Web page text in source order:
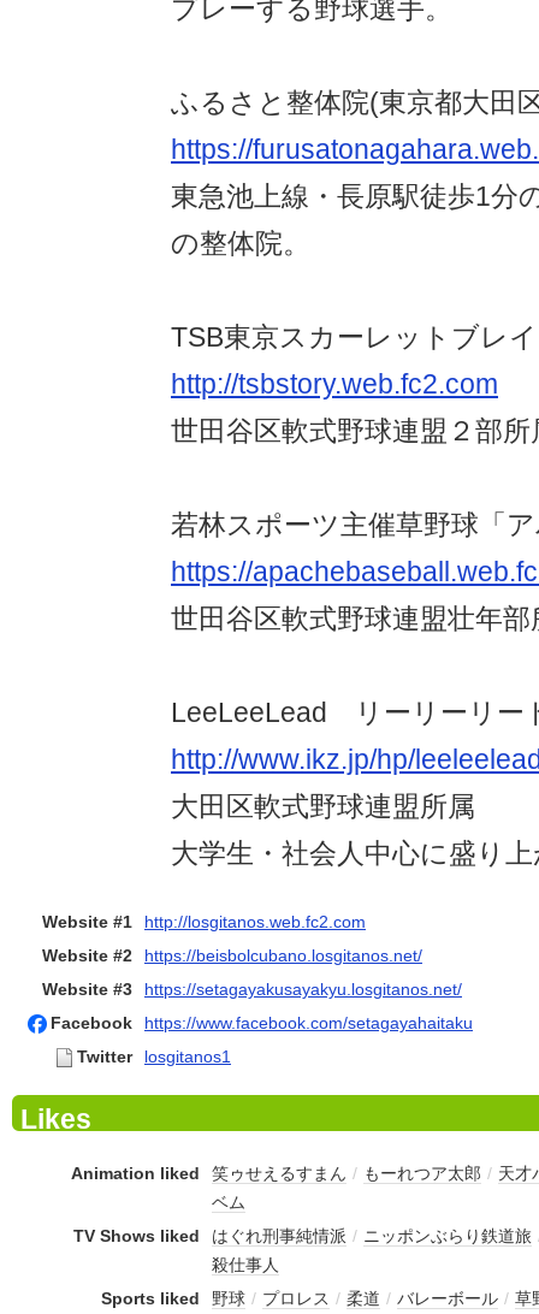
プレーする野球選手。
ふるさと整体院(東京都大田
https://
東急池上線・長原駅徒歩1分
の整体院。
TSB東京スカーレットブレ
http://tsbstory.web.fc2.com
世田谷区軟式野球連盟２部所
若林スポーツ主催草野球「
https://
世田谷区軟式野球連盟壮年部
LeeLeeLead リーリーリー
http://www.ikz.jp/hp/
大田区軟式野球連盟所属
大学生・社会人中心に盛り
Website #1
http://losgitanos.web.fc2.com
Website #2
https://beisbolcubano.losgitanos.net/
Website #3
https://setagayakusayakyu.losgitanos.net/
Facebook
https://www.facebook.com/setagayahaitaku
Twitter
losgitanos1
Likes
Animation liked 笑ゥせえるすまん / もーれつア太郎 / 天才
ベム
TV Shows liked
はぐれ刑事純情派 / ニッポンぶらり鉄道旅
殺仕事人
Sports liked
野球 / プロレス / 柔道 / バレーボール / 草